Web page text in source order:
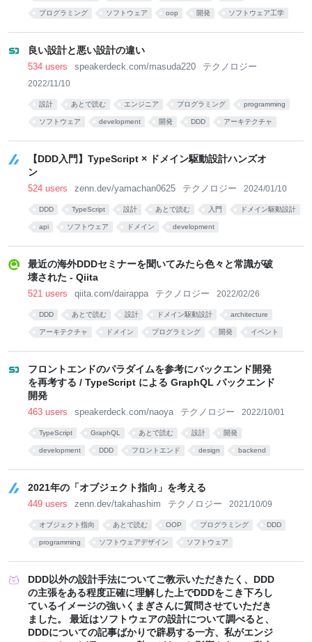
プログラミング ソフトウェア oop 開発 ソフトウェア工学
良い設計と悪い設計の違い
534 users speakerdeck.com/masuda220 テクノロジー
2022/11/10
設計 あとで読む エンジニア プログラミング programming
ソフトウェア development 開発 DDD アーキテクチャ
【DDD入門】TypeScript × ドメイン駆動設計ハンズオ
ン
524 users zenn.dev/yamachan0625 テクノロジー 2024/01/10
DDD TypeScript 設計 あとで読む 入門 ドメイン駆動設計
api ソフトウェア ドメイン development
最近の海外DDDセミナーを聞いてみたら色々と常識が破
壊された - Qiita
521 users qiita.com/dairappa テクノロジー 2022/02/26
DDD あとで読む 設計 ドメイン駆動設計 architecture
アーキテクチャ ドメイン プログラミング 開発 イベント
フロントエンドのパラダイムを参考にバックエンド開発
を再考する / TypeScript による GraphQL バックエンド
開発
463 users speakerdeck.com/naoya テクノロジー 2022/10/01
TypeScript GraphQL あとで読む 設計 開発
development DDD フロントエンド design backend
2021年の「オブジェクト指向」を考える
449 users zenn.dev/takahashim テクノロジー 2021/10/09
オブジェクト指向 あとで読む OOP プログラミング DDD
programming ソフトウェアデザイン ソフトウェア
DDD以外の設計手法についてご教示いただきたく、DDD
の主張をある程度正確に理解した上でDDDをこき下ろし
ているイメージの強いくまぎさんに質問させていただき
ました。 最近はソフトウェアの設計について調べると、
DDDについての記事ばかりで辟易する一方、私がエンジ